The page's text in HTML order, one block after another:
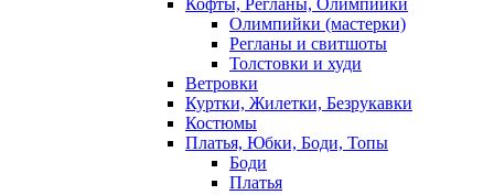
Кофты, Регланы, Олимпийки
Олимпийки (мастерки)
Регланы и свитшоты
Толстовки и худи
Ветровки
Куртки, Жилетки, Безрукавки
Костюмы
Платья, Юбки, Боди, Топы
Боди
Платья